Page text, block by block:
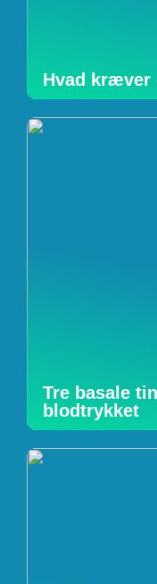
Hvad
Tre basale
blodtrykket